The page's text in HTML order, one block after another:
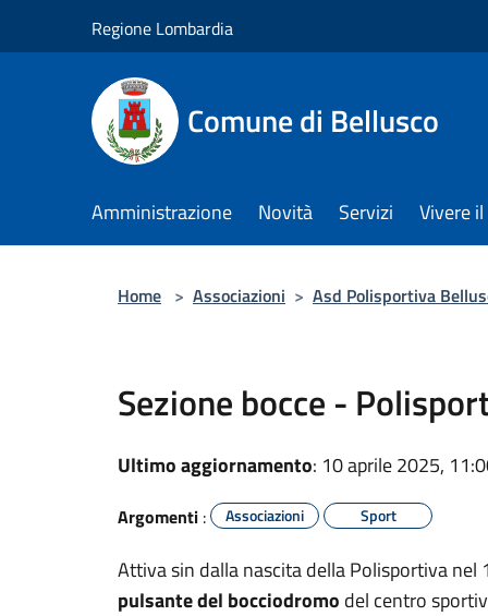
Regione Lombardia
Comune di Bellusco
Amministrazione Novità Servizi Vivere
Home > Associazioni > Asd Polisportiva
Sezione bocce -
Ultimo aggiornamento: 10 aprile 2025,
Argomenti : Associazioni Sport
Attiva sin dalla nascita della Polisportiva nel
pulsante del bocciodromo del centro